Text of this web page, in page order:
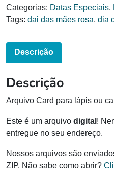
Categorias: Datas Especiais,
Tags: dai das mães rosa, dia
Descrição
Descrição
Arquivo Card para lápis ou
Este é um arquivo digital !
entregue no seu endereço.
Nossos arquivos são
ZIP. Não sabe como abrir?